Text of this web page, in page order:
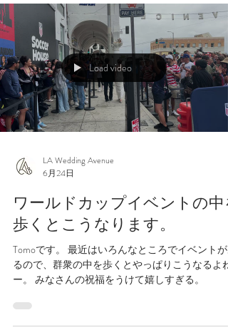
ていただき、当日を迎えました。 お相手のYさん
もちろん何も知らずに単にカップルフォトをしよ
うという感じでお越しになられて、ビバリーヒル
ズやサンタモニカでの撮影をして、今回のプロポ
ーズの舞台となるマリブでサンセット時に合わせ
て移動。 お花屋さんに現地までお花を届けていた
だいて、Yさんのソロ撮影の間に花束をとりに行
てもらってビーチに戻りプロポーズが始まりまし
た。 ぼくはその間は遠くから見守らせていただき
な ”YES！！” の声とお二人が熱くハグする姿
みてこれまでのTさんとの打ち合わせの中から伝
お花屋さんも号泣。ヘアメイク中から、移動中の
車内、撮影中とずっとそのサプライズがバレない
ようにと緊張の連続でしたが無事に感動的にプロ
ポーズも行われて安心しすぎて余計涙が溢れたの
かな。...
Load video
LA Wedding Avenue
6月24日
ワールドカップイベントの中
歩くとこうなります。
るので、群衆の中を歩くとやっぱりこうなるよね
ー。 みなさんの祝福をうけて嬉しすぎる。